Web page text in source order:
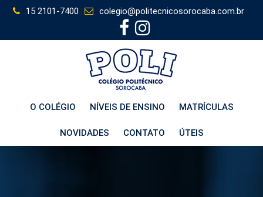
Skip
content
15 2101-7400 colegio@politecnicosorocaba.com.br
O COLÉGIO NÍVEIS DE ENSINO MATRÍCULAS
NOVIDADES CONTATO ÚTEIS